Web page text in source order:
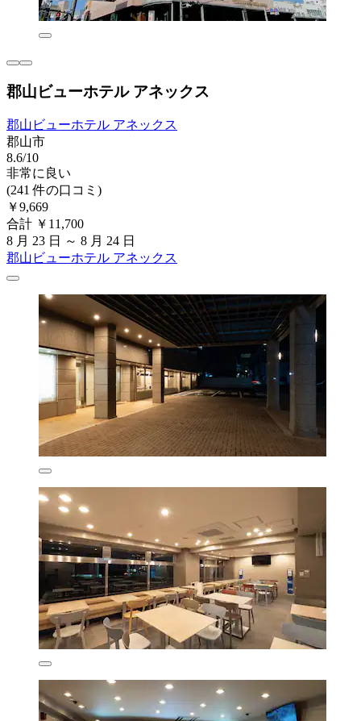
郡山ビューホテル アネックス
郡山ビューホテル アネックス
郡山市
8.6/10
非常に良い
(241 件の口コミ)
￥9,669
合計 ￥11,700
8 月 23 日 ～ 8 月 24 日
郡山ビューホテル アネックス